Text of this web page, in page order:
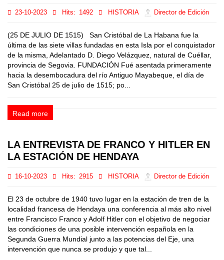
23-10-2023 Hits: 1492 HISTORIA Director de Edición
(25 DE JULIO DE 1515) San Cristóbal de La Habana fue la
última de las siete villas fundadas en esta Isla por el conquistador
de la misma, Adelantado D. Diego Velázquez, natural de Cuéllar,
provincia de Segovia. FUNDACIÓN Fué asentada primeramente
hacia la desembocadura del río Antiguo Mayabeque, el día de
San Cristóbal 25 de julio de 1515; po...
Read more
LA ENTREVISTA DE FRANCO Y HITLER EN
LA ESTACIÓN DE HENDAYA
16-10-2023 Hits: 2915 HISTORIA Director de Edición
El 23 de octubre de 1940 tuvo lugar en la estación de tren de la
localidad francesa de Hendaya una conferencia al más alto nivel
entre Francisco Franco y Adolf Hitler con el objetivo de negociar
las condiciones de una posible intervención española en la
Segunda Guerra Mundial junto a las potencias del Eje, una
intervención que nunca se produjo y que tal...